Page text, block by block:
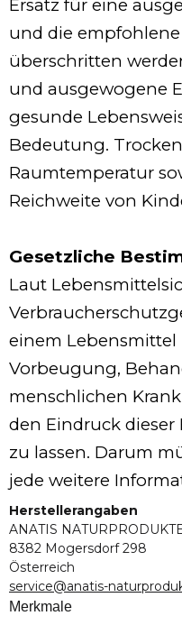
Ersatz für eine
und die
überschritten
und ausgewogene
gesunde
Bedeutung.
Raumtemperatur
Reichweite von
Gesetzliche
Laut
einem Lebensmittel
Vorbeugung,
menschlichen
den Eindruck
zu lassen. Darum
jede weitere
Herstellerangaben
ANATIS
8382 Mogersdorf 298
Österreich
service@anatis-
Merkmale